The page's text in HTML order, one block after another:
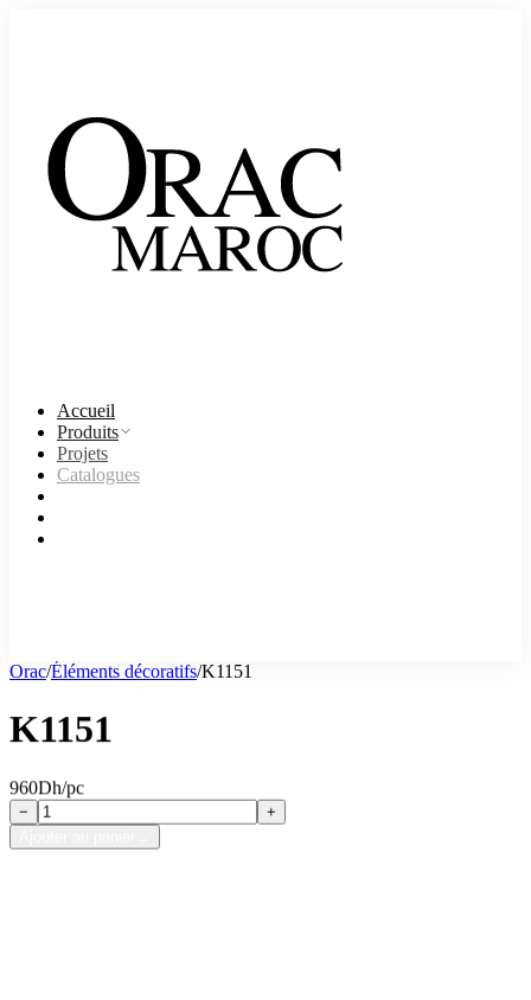
Accueil
Produits
Projets
Catalogues
Orac/Éléments décoratifs/K1151
K1151
960Dh/pc
−
+